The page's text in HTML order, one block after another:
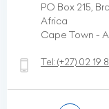
PO Box 215,
Africa
Cape Town -
Tel:(+27) 02 19